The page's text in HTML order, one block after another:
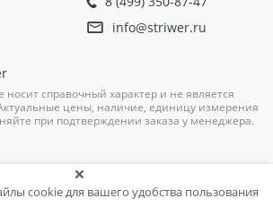
info@striwer.ru
справочный характер и не является
цены, наличие, единицу измерения
при подтверждении заказа у менеджера.
cookie для вашего удобства пользования